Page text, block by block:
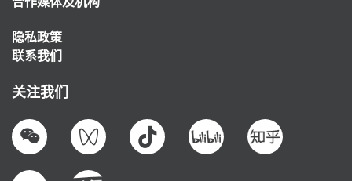
隐私政策
联系我们
关注我们